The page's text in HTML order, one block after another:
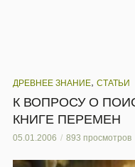
ДРЕВНЕЕ ЗНАНИЕ, СТАТЬИ
К ВОПРОСУ О
КНИГЕ ПЕРЕМЕН
05.01.2006 893 просмотров